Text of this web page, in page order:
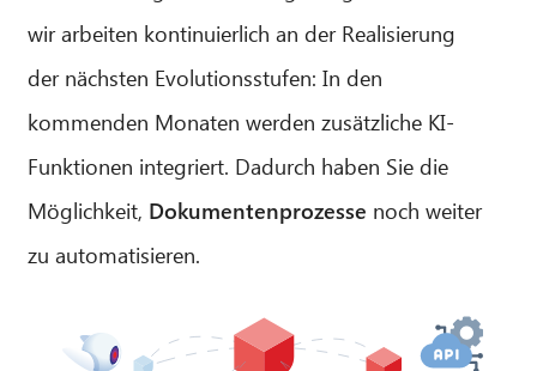
wir arbeiten kontinuierlich an der Realisierung
der nächsten Evolutionsstufen: In den
kommenden Monaten werden zusätzliche KI-
Funktionen integriert. Dadurch haben Sie die
Möglichkeit, Dokumentenprozesse noch weiter
zu automatisieren.